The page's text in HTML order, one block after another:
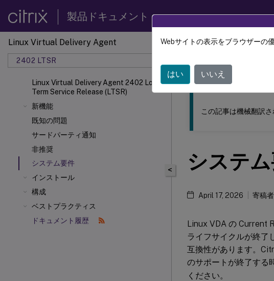
製品ドキュメント
Linux Virtual Delivery Agent
2402 LTSR
Linux Virtual Delivery Agent 2402 Long
Term Service Release (LTSR)
新機能
既知の問題
サードパーティ通知
非推奨
システム要件
インストール
構成
ベストプラクティス
ドキュメント履歴
このコンテンツは動的に機械
リナックス バーチャル
<
この記事は機械翻訳
システ
April 17, 2026 寄稿
Linux VDA の Current
ライフサイクルが終了
互換性があります。
のサポートが終了する
ください。
Webサイトの表示をブラウザーの
はい いいえ